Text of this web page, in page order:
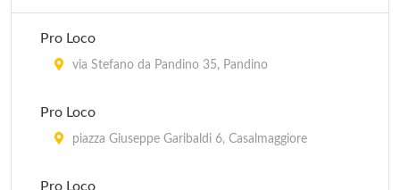
Pro Loco
via Stefano da Pandino 35, Pandino
Pro Loco
piazza Giuseppe Garibaldi 6, Casalmaggiore
Pro Loco